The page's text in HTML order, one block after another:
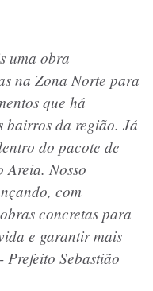
uma obra
na Zona Norte para
que há
bairros da região. Já
do pacote de
Areia. Nosso
com
concretas para
e garantir mais
Sebastião